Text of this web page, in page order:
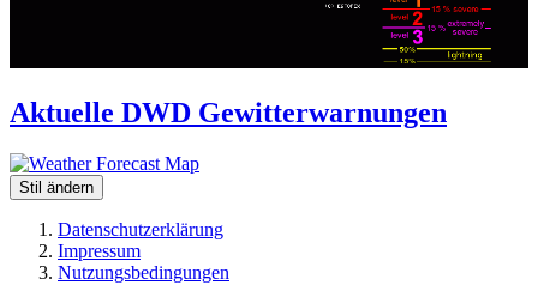
Aktuelle DWD Gewitterwarnungen
Stil ändern
Datenschutzerklärung
Impressum
Nutzungsbedingungen